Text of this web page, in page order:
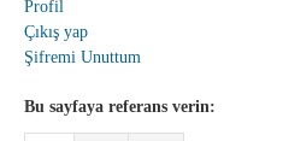
Profil
Çıkış yap
Şifremi Unuttum
Bu sayfaya referans verin: